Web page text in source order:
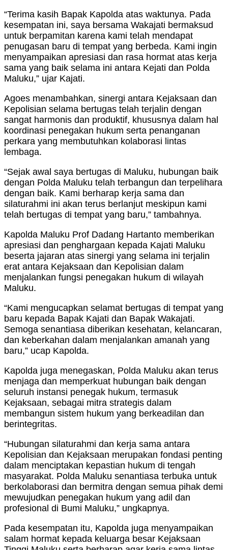
“Terima kasih Bapak Kapolda atas waktunya. Pada
kesempatan ini, saya bersama Wakajati bermaksud
untuk berpamitan karena kami telah mendapat
penugasan baru di tempat yang berbeda. Kami ingin
menyampaikan apresiasi dan rasa hormat atas kerja
sama yang baik selama ini antara Kejati dan Polda
Maluku,” ujar Kajati.
Agoes menambahkan, sinergi antara Kejaksaan dan
Kepolisian selama bertugas telah terjalin dengan
sangat harmonis dan produktif, khususnya dalam hal
koordinasi penegakan hukum serta penanganan
perkara yang membutuhkan kolaborasi lintas
lembaga.
“Sejak awal saya bertugas di Maluku, hubungan baik
dengan Polda Maluku telah terbangun dan terpelihara
dengan baik. Kami berharap kerja sama dan
silaturahmi ini akan terus berlanjut meskipun kami
telah bertugas di tempat yang baru,” tambahnya.
Kapolda Maluku Prof Dadang Hartanto memberikan
apresiasi dan penghargaan kepada Kajati Maluku
beserta jajaran atas sinergi yang selama ini terjalin
erat antara Kejaksaan dan Kepolisian dalam
menjalankan fungsi penegakan hukum di wilayah
Maluku.
“Kami mengucapkan selamat bertugas di tempat yang
baru kepada Bapak Kajati dan Bapak Wakajati.
Semoga senantiasa diberikan kesehatan, kelancaran,
dan keberkahan dalam menjalankan amanah yang
baru,” ucap Kapolda.
Kapolda juga menegaskan, Polda Maluku akan terus
menjaga dan memperkuat hubungan baik dengan
seluruh instansi penegak hukum, termasuk
Kejaksaan, sebagai mitra strategis dalam
membangun sistem hukum yang berkeadilan dan
berintegritas.
“Hubungan silaturahmi dan kerja sama antara
Kepolisian dan Kejaksaan merupakan fondasi penting
dalam menciptakan kepastian hukum di tengah
masyarakat. Polda Maluku senantiasa terbuka untuk
berkolaborasi dan bermitra dengan semua pihak demi
mewujudkan penegakan hukum yang adil dan
profesional di Bumi Maluku,” ungkapnya.
Pada kesempatan itu, Kapolda juga menyampaikan
salam hormat kepada keluarga besar Kejaksaan